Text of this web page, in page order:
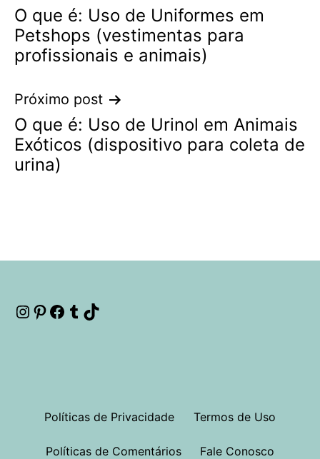
de
Post
O que é: Uso de Uniformes em
Petshops (vestimentas para
profissionais e animais)
Próximo post
O que é: Uso de Urinol em Animais
Exóticos (dispositivo para coleta de
urina)
Instagram
Pinterest
Facebook
Tumblr
Políticas de Privacidade Termos de Uso
Políticas de Comentários Fale Conosco